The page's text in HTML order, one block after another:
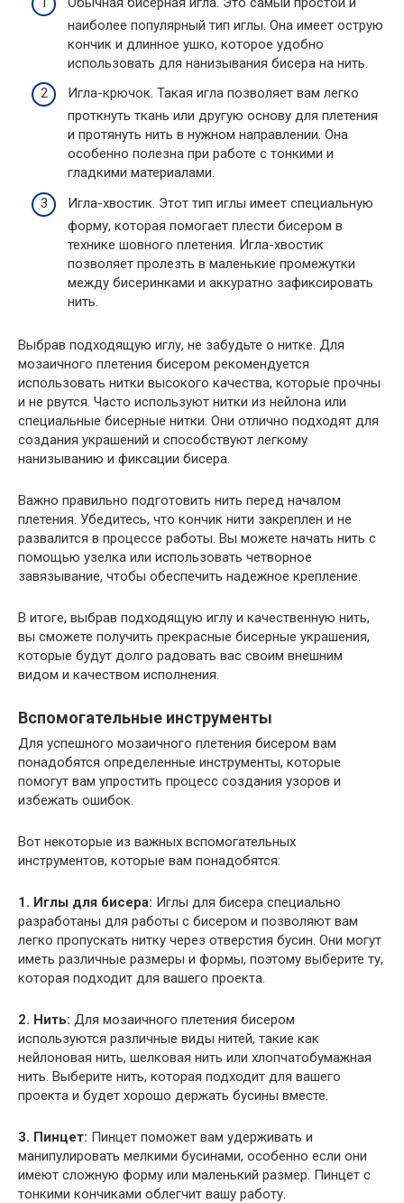
наиболее популярный тип иглы. Она имеет острую
кончик и длинное ушко, которое удобно
использовать для нанизывания бисера на нить.
Игла-крючок. Такая игла позволяет вам легко
проткнуть ткань или другую основу для плетения
и протянуть нить в нужном направлении. Она
особенно полезна при работе с тонкими и
гладкими материалами.
Игла-хвостик. Этот тип иглы имеет специальную
форму, которая помогает плести бисером в
технике шовного плетения. Игла-хвостик
позволяет пролезть в маленькие промежутки
между бисеринками и аккуратно зафиксировать
нить.
Выбрав подходящую иглу, не забудьте о нитке. Для
мозаичного плетения бисером рекомендуется
использовать нитки высокого качества, которые прочны
и не рвутся. Часто используют нитки из нейлона или
специальные бисерные нитки. Они отлично подходят для
создания украшений и способствуют легкому
нанизыванию и фиксации бисера.
Важно правильно подготовить нить перед началом
плетения. Убедитесь, что кончик нити закреплен и не
развалится в процессе работы. Вы можете начать нить с
помощью узелка или использовать четворное
завязывание, чтобы обеспечить надежное крепление.
В итоге, выбрав подходящую иглу и качественную нить,
вы сможете получить прекрасные бисерные украшения,
которые будут долго радовать вас своим внешним
видом и качеством исполнения.
Вспомогательные инструменты
Для успешного мозаичного плетения бисером вам
понадобятся определенные инструменты, которые
помогут вам упростить процесс создания узоров и
избежать ошибок.
Вот некоторые из важных вспомогательных
инструментов, которые вам понадобятся:
1. Иглы для бисера: Иглы для бисера специально
разработаны для работы с бисером и позволяют вам
легко пропускать нитку через отверстия бусин. Они могут
иметь различные размеры и формы, поэтому выберите ту,
которая подходит для вашего проекта.
2. Нить: Для мозаичного плетения бисером
используются различные виды нитей, такие как
нейлоновая нить, шелковая нить или хлопчатобумажная
нить. Выберите нить, которая подходит для вашего
проекта и будет хорошо держать бусины вместе.
3. Пинцет: Пинцет поможет вам удерживать и
манипулировать мелкими бусинами, особенно если они
имеют сложную форму или маленький размер. Пинцет с
тонкими кончиками облегчит вашу работу.